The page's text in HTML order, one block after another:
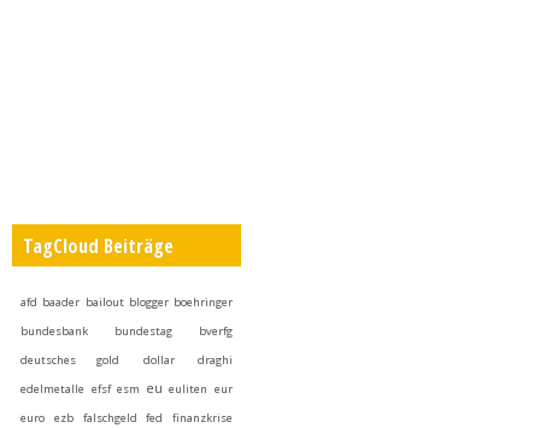
TagCloud Beiträge
afd baader bailout blogger boehringer
bundesbank
bundestag
bverfg
deutsches gold
dollar
draghi
edelmetalle efsf esm eu euliten eur
euro
ezb falschgeld fed
finanzkrise